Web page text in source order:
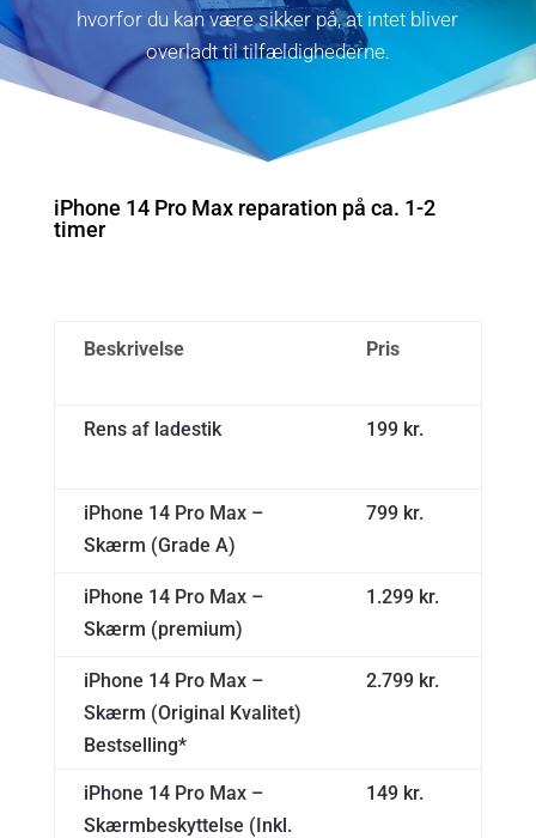
hvorfor du kan være sikker på, at intet bliver
overladt til tilfældighederne.
iPhone 14 Pro Max reparation på ca. 1-2
timer
Beskrivelse Pris
Rens af ladestik 199 kr.
iPhone 14 Pro Max –
Skærm (Grade A)
799 kr.
iPhone 14 Pro Max –
Skærm (premium)
1.299 kr.
iPhone 14 Pro Max –
Skærm (Original Kvalitet)
Bestselling*
2.799 kr.
iPhone 14 Pro Max –
Skærmbeskyttelse (Inkl.
149 kr.